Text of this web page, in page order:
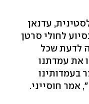
עדנאן
לחולי סרטן
לדעת שכל
את עמדתנו
בעמדותינו
אמר חוסייני.